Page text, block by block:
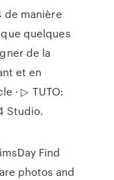
de manière
quelques
de la
et en
· ▷ TUTO:
Studio.
Find
photos and